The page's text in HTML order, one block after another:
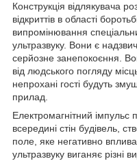
Конструкція відлякувача
відкриттів в області
випромінювання
ультразвуку. Вони є
серйозне занепокоєння.
від людського погляду
непрохані гості будуть
прилад.
Електромагнітний
всередині стін будівель,
поле, яке негативно
ультразвуку виганяє різні